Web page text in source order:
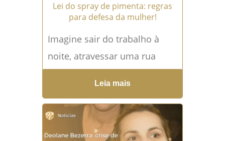
Lei do spray de pimenta: regras
para defesa da mulher!
Imagine sair do trabalho à
noite, atravessar uma rua
pouco iluminada e perceber
que alguém está seguindo
seus passos. O caminho até
o...
Leia mais →
Leia mais